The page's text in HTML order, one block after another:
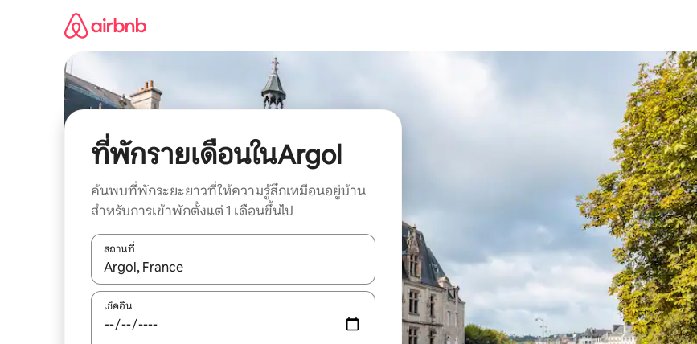
ที่พักรายเดือนในArgol
ค้นพบที่พักระยะยาวที่ให้ความรู้สึกเหมือนอยู่บ้าน
สำหรับการเข้าพักตั้งแต่ 1 เดือนขึ้นไป
สถานที่
ใช้ลูกศรขึ้นลง หรือใช้การสัมผัสหรือปัด เพื่อสำรวจผลการค้นหา
เช็คอิน